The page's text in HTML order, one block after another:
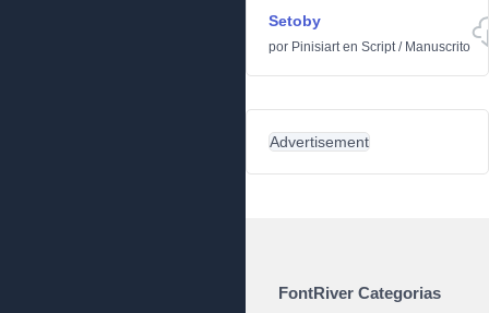
Setoby
por Pinisiarten Script/ Manuscrito
Advertisement
FontRiver Categorias